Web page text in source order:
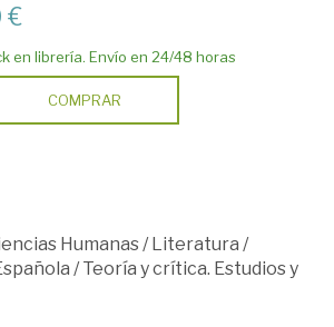
€
en librería. Envío en 24/48 horas
COMPRAR
Humanas/Literatura /
/Teoría y crítica. Estudios y